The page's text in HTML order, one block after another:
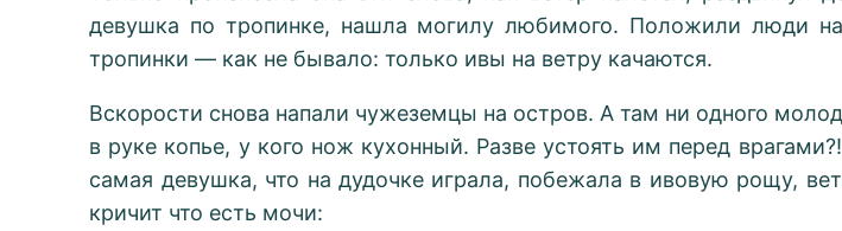
девушка по тропинке, нашла могилу любимого. Положили люди
тропинки — как не бывало: только ивы на ветру качаются.
Вскорости снова напали чужеземцы на остров. А там ни одного
в руке копье, у кого нож кухонный. Разве устоять им перед
самая девушка, что на дудочке играла, побежала в ивовую рощу,
кричит что есть мочи: